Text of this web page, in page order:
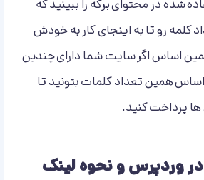
شده در محتوای برگه را ببینید که
کلمه رو تا به اینجای کار به خودش
اساس اگر سایت شما دارای چندین
همین تعداد کلمات بتونید تا
ها پرداخت کنید.
در وردپرس و نحوه لینک